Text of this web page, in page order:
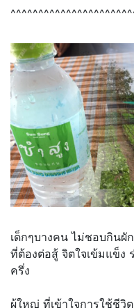
เด็กๆบางคน ไม่ชอบกินผั
ที่ต้องต่อสู้ จิตใจเข้มแข็ง
ครึ่ง
ผู้ใหญ่ ที่เข้าใจการใช้ชีวิ